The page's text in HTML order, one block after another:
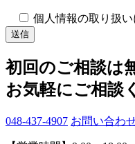
個人情報の取り扱
初回のご相談は
お気軽にご相談
048-437-4907 お問い合わ